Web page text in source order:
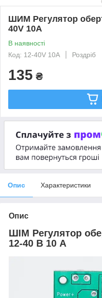
ШИМ Регулятор
40V 10A
В наявності
Код: 12-40V 10A
Роздріб
135 ₴
Опис Характеристики
Опис
ШІМ Регулятор
12-40 В 10 А